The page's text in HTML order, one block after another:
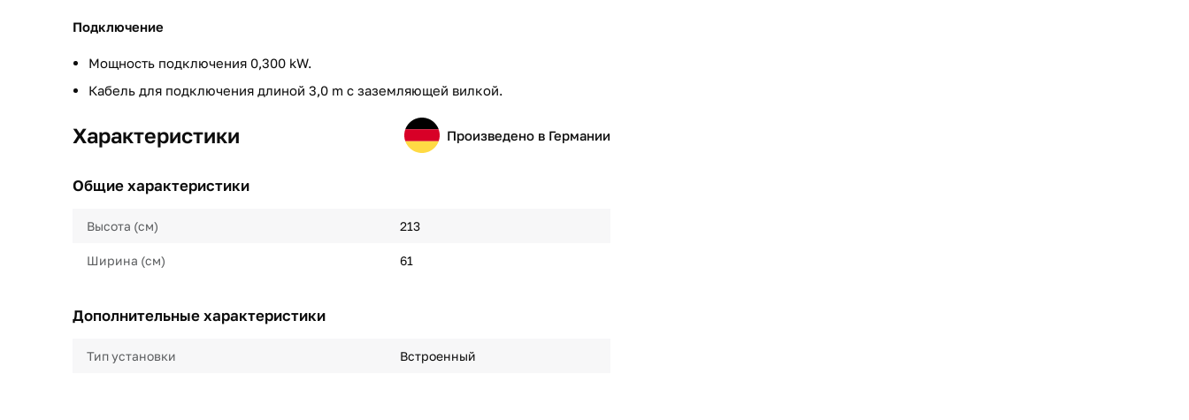
Подключение
Мощность подключения 0,300 kW.
Кабель для подключения длиной 3,0 m с заземляющей вилкой.
Характеристики Произведено в Германии
Общие характеристики
Высота (см) 213
Ширина (см) 61
Дополнительные характеристики
Тип установки Встроенный